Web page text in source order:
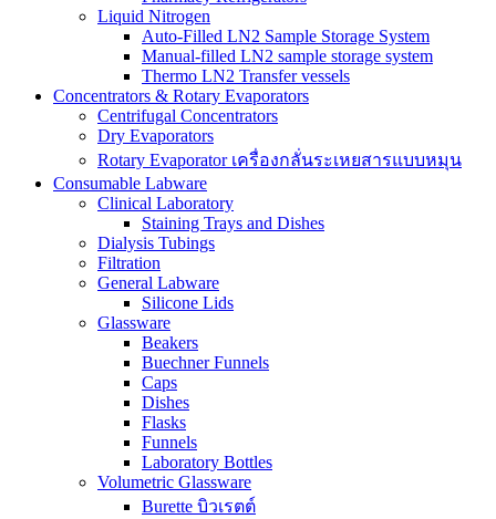
Liquid Nitrogen
Auto-Filled LN2 Sample Storage System
Manual-filled LN2 sample storage system
Thermo LN2 Transfer vessels
Concentrators & Rotary Evaporators
Centrifugal Concentrators
Dry Evaporators
Rotary Evaporator เครื่องกลั่นระเหยสารแบบหมุน
Consumable Labware
Clinical Laboratory
Staining Trays and Dishes
Dialysis Tubings
Filtration
General Labware
Silicone Lids
Glassware
Beakers
Buechner Funnels
Caps
Dishes
Flasks
Funnels
Laboratory Bottles
Volumetric Glassware
Burette บิวเรตต์